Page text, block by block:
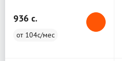
936 c.
от 104с/мес